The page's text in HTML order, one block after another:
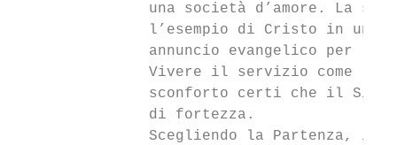
una società d’amore. La
l’esempio di Cristo in una
annuncio evangelico per la
Vivere il servizio come
sconforto certi che il
               di fortezza.
Scegliendo la Partenza, i